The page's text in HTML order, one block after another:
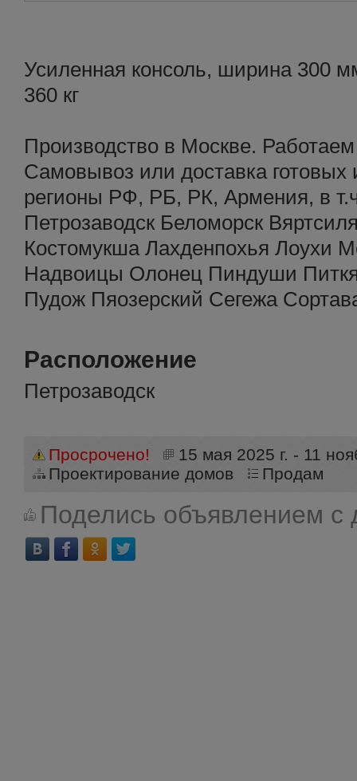
Усиленная консоль, ширина 300
360 кг
Производство в Москве.
Самовывоз или доставка
регионы РФ, РБ, РК, Армения, в
Петрозаводск Беломорск
Костомукша Лахденпохья Лоухи
Надвоицы Олонец Пиндуши
Пудож Пяозерский Сегежа
Расположение
Петрозаводск
Просрочено!
15 мая 2025 г. - 11
Проектирование домов
Продам
Поделись объявлением с